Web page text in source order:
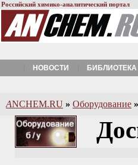
Российский химико-аналитический портал
НОВОСТИ БИБЛИОТЕКА
ANCHEM.RU » Оборудование »